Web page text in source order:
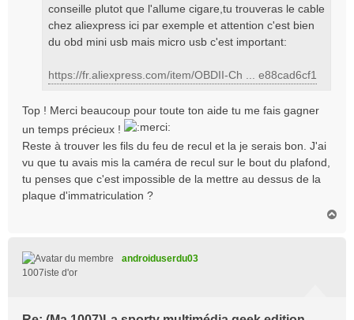
conseille plutot que l'allume cigare,tu trouveras le cable
chez aliexpress ici par exemple et attention c'est bien
du obd mini usb mais micro usb c'est important:
https://fr.aliexpress.com/item/OBDII-Ch ... e88cad6cf1
Top ! Merci beaucoup pour toute ton aide tu me fais gagner
un temps précieux !
Reste à trouver les fils du feu de recul et la je serais bon. J'ai
vu que tu avais mis la caméra de recul sur le bout du plafond,
tu penses que c'est impossible de la mettre au dessus de la
plaque d'immatriculation ?
androiduserdu03
1007iste d'or